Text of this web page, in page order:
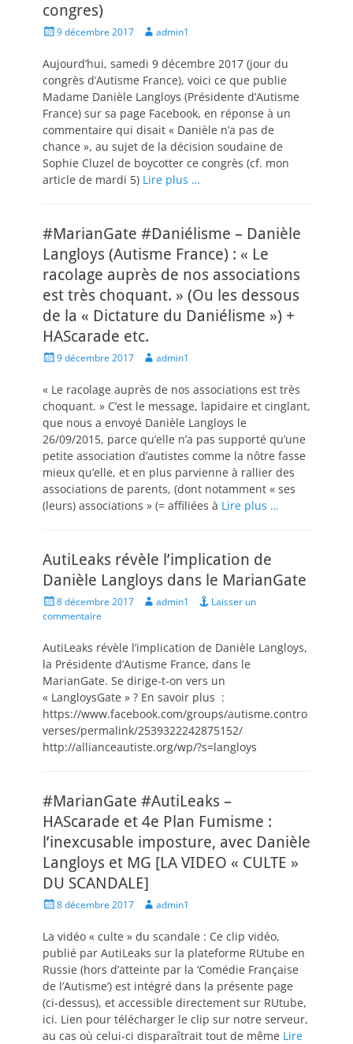
congres)
Posted9 décembre 2017 Author
admin1
Aujourd’hui, samedi 9 décembre 2017 (jour du
congrès d’Autisme France), voici ce que publie
Madame Danièle Langloys (Présidente d’Autisme
France) sur sa page Facebook, en réponse à un
commentaire qui disait « Danièle n’a pas de
chance », au sujet de la décision soudaine de
Sophie Cluzel de boycotter ce congrès (cf. mon
article de mardi 5) Lire plus …
#MarianGate #Daniélisme – Danièle
Langloys (Autisme France) : « Le
racolage auprès de nos associations
est très choquant. » (Ou les dessous
de la « Dictature du Daniélisme ») +
HAScarade etc.
Posted9 décembre 2017 Author
admin1
« Le racolage auprès de nos associations est très
choquant. » C’est le message, lapidaire et cinglant,
que nous a envoyé Danièle Langloys le
26/09/2015, parce qu’elle n’a pas supporté qu’une
petite association d’autistes comme la nôtre fasse
mieux qu’elle, et en plus parvienne à rallier des
associations de parents, (dont notamment « ses
(leurs) associations » (= affiliées à Lire plus …
AutiLeaks révèle l’implication de
Danièle Langloys dans le MarianGate
Posted
on
8 décembre 2017 Author
admin1
Laisser un
commentaire
AutiLeaks révèle l’implication de Danièle Langloys,
la Présidente d’Autisme France, dans le
MarianGate. Se dirige-t-on vers un
« LangloysGate » ? En savoir plus :
https://www.facebook.com/groups/autisme.contro
verses/permalink/2539322242875152/
http://allianceautiste.org/wp/?s=langloys
#MarianGate #AutiLeaks –
HAScarade et 4e Plan Fumisme :
l’inexcusable imposture, avec Danièle
Langloys et MG [LA VIDEO « CULTE »
DU SCANDALE]
Posted8 décembre 2017 Author
admin1
La vidéo « culte » du scandale : Ce clip vidéo,
publié par AutiLeaks sur la plateforme RUtube en
Russie (hors d’atteinte par la ‘Comédie Française
de l’Autisme’) est intégré dans la présente page
(ci-dessus), et accessible directement sur RUtube,
ici. Lien pour télécharger le clip sur notre serveur,
au cas où celui-ci disparaîtrait tout de même Lire